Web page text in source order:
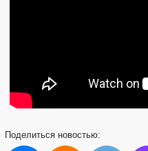
Поделиться новостью: